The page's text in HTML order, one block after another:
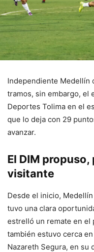
Independiente Medellín
tramos, sin embargo, el
Deportes Tolima en el
que lo deja con 29
avanzar.
El DIM
visitante
Desde el inicio,
tuvo una clara
estrelló un remate en el
también estuvo cerca
Nazareth Segura, en su